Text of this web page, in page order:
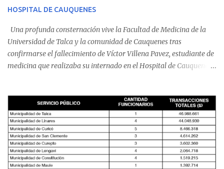
HOSPITAL DE CAUQUENES
Una profunda consternación vive la Facultad de Medicina de la
Universidad de Talca y la comunidad de Cauquenes tras
confirmarse el fallecimiento de Víctor Villena Pavez, estudiante de
medicina que realizaba su internado en el Hospital de Cauquenes.
malestares físicos. Dada la complejidad de su estado de salud, el
equipo médico determinó su traslado de urgencia al Hospital
Regional de Talca y dado la urgencia la ambulancia partió hacia
Talca con escolta de Carabineros. En medio del traslado, el
estudiante de medicina de 25 años, se agravó y pese a los esfuerzos
del personal de emergencia terminó falleciendo, sin alcanzar a